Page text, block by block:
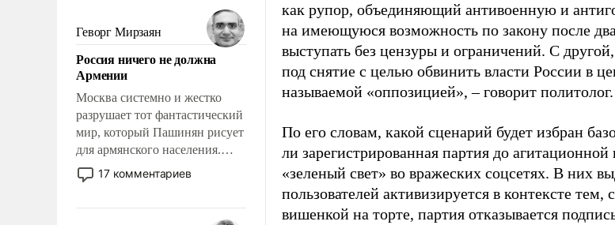
Сложившаяся ситуация
означает многолетний период
уязвимости США, например,
перед Китаем.
Геворг Мирзаян
Россия ничего не должна
Армении
Москва системно и жестко
разрушает тот фантастический
мир, который Пашинян рисует
для армянского населения.
Мир, где политические
прожекты будут безусловно
17 комментариев
как рупор, объединяющий антивоенную и
на имеющуюся возможность по закону после
выступать без цензуры и ограничений. С
под снятие с целью обвинить власти России в
называемой «оппозицией», – говорит политолог.
По его словам, какой сценарий будет избран
ли зарегистрированная партия до
«зеленый свет» во вражеских соцсетях. В них
пользователей активизируется в контексте
вишенкой на торте, партия отказывается